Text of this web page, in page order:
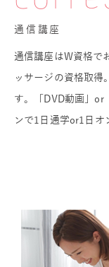
通信講座
通信講座はW資格で
ッサージの資格取
す。「DVD動画」or
ンで1日通学or1日オ